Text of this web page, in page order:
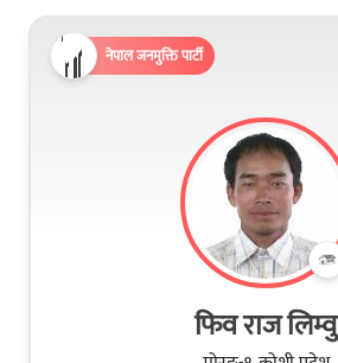
नेपाल जनमुक्ति पार्टी
फिव राज लिम्वु